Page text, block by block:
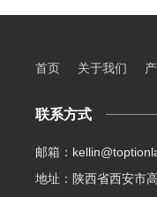
首页 关于我们
联系方式
邮箱：
地址：陕西省西安市